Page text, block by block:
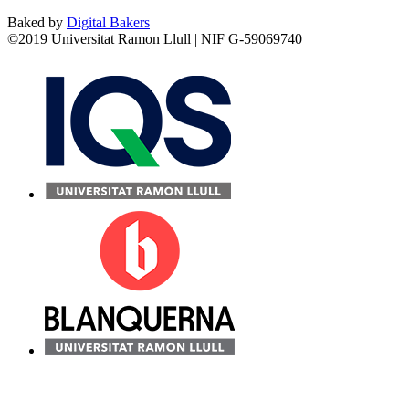
Baked by Digital Bakers
©2019 Universitat Ramon Llull | NIF G-59069740